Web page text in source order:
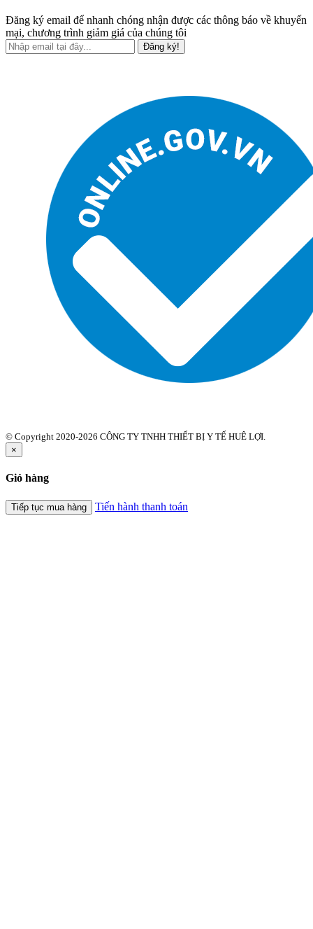
Đăng ký email để nhanh chóng nhận được các thông báo về khuyến
mại, chương trình giảm giá của chúng tôi
Đăng ký!
© Copyright 2020-2026 CÔNG TY TNHH THIẾT BỊ Y TẾ HUÊ LỢI.
×
Giỏ hàng
Tiếp tục mua hàng Tiến hành thanh toán